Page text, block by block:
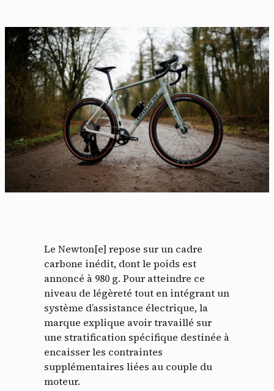
Le Newton[e] repose sur un cadre
carbone inédit, dont le poids est
annoncé à 980 g. Pour atteindre ce
niveau de légèreté tout en intégrant un
système d’assistance électrique, la
marque explique avoir travaillé sur
une stratification spécifique destinée à
encaisser les contraintes
supplémentaires liées au couple du
moteur.